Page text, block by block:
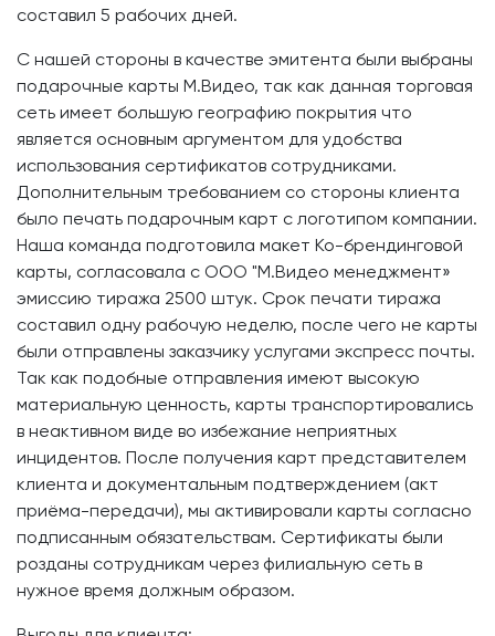
составил 5 рабочих дней.
С нашей стороны в качестве эмитента были выбраны
подарочные карты М.Видео, так как данная торговая
сеть имеет большую географию покрытия что
является основным аргументом для удобства
использования сертификатов сотрудниками.
Дополнительным требованием со стороны клиента
было печать подарочным карт с логотипом компании.
Наша команда подготовила макет Ко-брендинговой
карты, согласовала с ООО "М.Видео менеджмент»
эмиссию тиража 2500 штук. Срок печати тиража
составил одну рабочую неделю, после чего не карты
были отправлены заказчику услугами экспресс почты.
Так как подобные отправления имеют высокую
материальную ценность, карты транспортировались
в неактивном виде во избежание неприятных
инцидентов. После получения карт представителем
клиента и документальным подтверждением (акт
приёма-передачи), мы активировали карты согласно
подписанным обязательствам. Сертификаты были
розданы сотрудникам через филиальную сеть в
нужное время должным образом.